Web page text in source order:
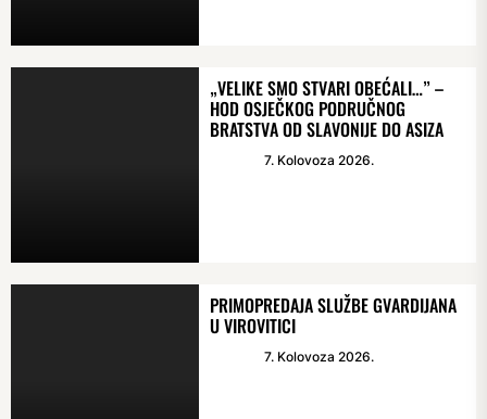
„VELIKE SMO STVARI OBEĆALI…” –
HOD OSJEČKOG PODRUČNOG
BRATSTVA OD SLAVONIJE DO ASIZA
7. Kolovoza 2026.
PRIMOPREDAJA SLUŽBE GVARDIJANA
U VIROVITICI
7. Kolovoza 2026.